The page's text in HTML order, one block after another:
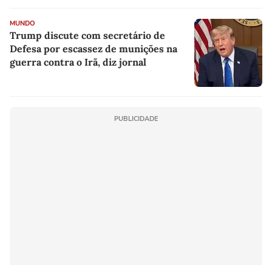
MUNDO
Trump discute com secretário de
Defesa por escassez de munições na
guerra contra o Irã, diz jornal
PUBLICIDADE